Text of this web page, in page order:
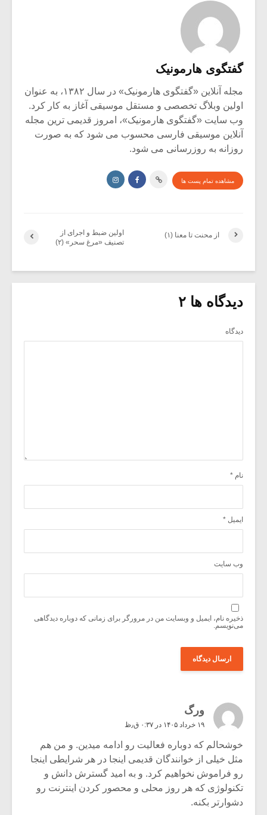
گفتگوی هارمونیک
مجله آنلاین «گفتگوی هارمونیک» در سال ۱۳۸۲، به عنوان
اولین وبلاگ تخصصی و مستقل موسیقی آغاز به کار کرد.
وب سایت «گفتگوی هارمونیک»، امروز قدیمی ترین مجله
آنلاین موسیقی فارسی محسوب می شود که به صورت
روزانه به روزرسانی می شود.
مشاهده تمام پست ها
اولین ضبط و اجرای از
تصنیف «مرغ سحر» (۲)
از محنت تا معنا (۱)
دیدگاه ها ۲
دیدگاه
نام *
ایمیل *
وب‌ سایت
ذخیره نام، ایمیل و وبسایت من در مرورگر برای زمانی که دوباره دیدگاهی
می‌نویسم.
ورگ
۱۹ خرداد ۱۴۰۵ در ۰:۳۷ ق٫ظ
خوشحالم که دوباره فعالیت رو ادامه میدین. و من هم
مثل خیلی از خوانندگان قدیمی اینجا در هر شرایطی اینجا
رو فراموش نخواهیم کرد. و به امید گسترش دانش و
تکنولوژی که هر روز محلی و محصور کردن اینترنت رو
دشوارتر بکنه.